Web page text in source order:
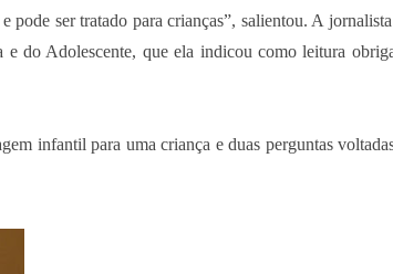
pode ser tratado para crianças”, salientou. A
e do Adolescente, que ela indicou como leitura
infantil para uma criança e duas perguntas